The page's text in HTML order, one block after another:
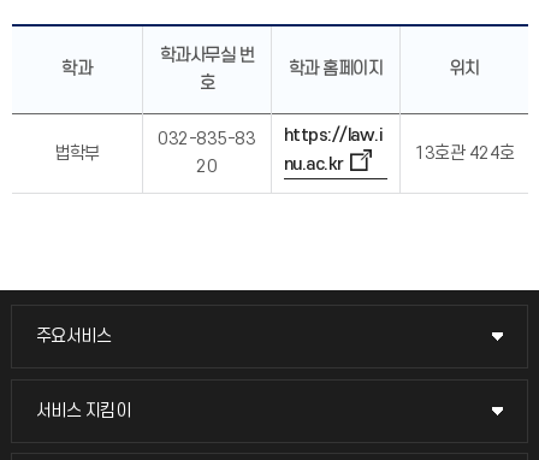
학과
학과사무실 번
호
학과 홈페이지 위치
법학부
032-835-83
20
https://law.i
nu.ac.kr
13호관 424호
주요서비스
주요서비스
교무회의방송
서비스 지킴이
서비스 지킴이